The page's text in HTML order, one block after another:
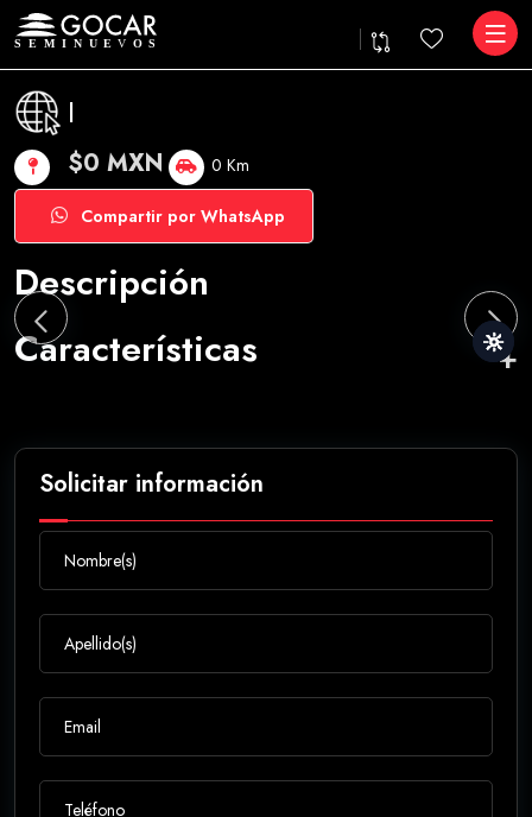
|
$0 MXN 0 Km
Compartir por WhatsApp
Descripción
Características
Solicitar información